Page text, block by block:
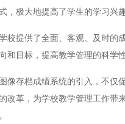
，极大地提高了学生的学习兴
提供了全面、客观、及时的
和目标，提高教学管理的科学
存档成绩系统的引入，不仅
改革，为学校教学管理工作带